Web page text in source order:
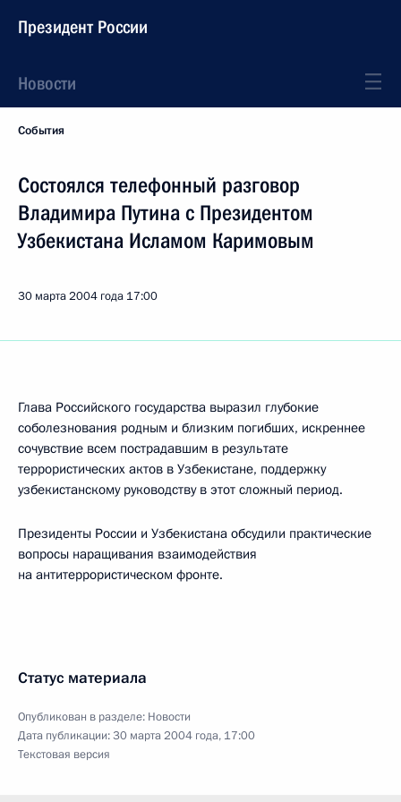
Президент России
Новости
События
Состоялся телефонный разговор
Владимира Путина с Президентом
Узбекистана Исламом Каримовым
30 марта 2004 года 17:00
Глава Российского государства выразил глубокие
соболезнования родным и близким погибших, искреннее
сочувствие всем пострадавшим в результате
террористических актов в Узбекистане, поддержку
узбекистанскому руководству в этот сложный период.
Президенты России и Узбекистана обсудили практические
вопросы наращивания взаимодействия
на антитеррористическом фронте.
Статус материала
Опубликован в разделе: Новости
Дата публикации:30 марта 2004 года, 17:00
Текстовая версия